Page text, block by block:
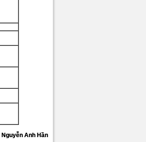
Nguyễn Anh Hần